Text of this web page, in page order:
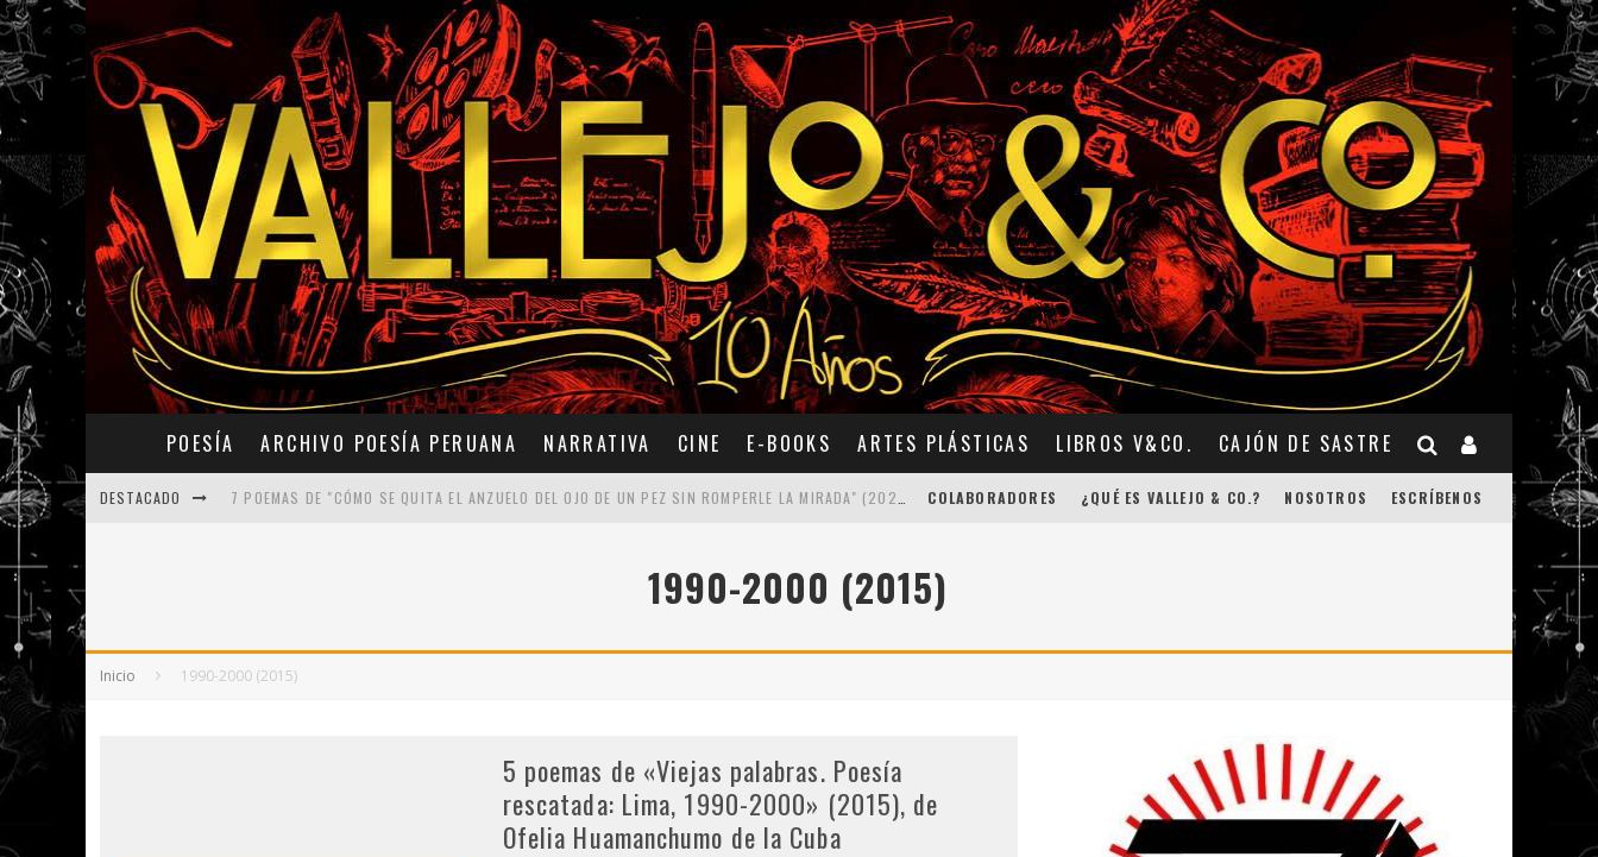
POESÍA ARCHIVO POESÍA PERUANA NARRATIVA CINE E-BOOKS ARTES PLÁSTICAS LIBROS V&CO. CAJÓN DE SASTRE
DESTACADO COLABORADORES ¿QUÉ ES VALLEJO & CO.? NOSOTROS ESCRÍBENOS
1990-2000 (2015)
Inicio 1990-2000 (2015)
5 poemas de «Viejas palabras. Poesía
rescatada: Lima, 1990-2000» (2015), de
Ofelia Huamanchumo de la Cuba